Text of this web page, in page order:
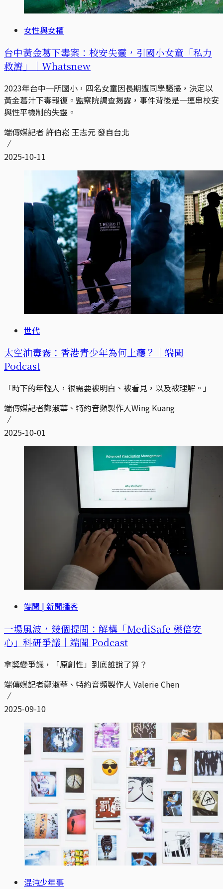
女性與女權
台中黃金葛下毒案：校安失靈，引國小女童「私力
救濟」｜Whatsnew
2023年台中一所國小，四名女童因長期遭同學騷擾，決定以
黃金葛汁下毒報復。監察院調查揭露，事件背後是一連串校安
與性平機制的失靈。
端傳媒記者 許伯崧 王志元 發自台北
2025-10-11
世代
太空油毒霧：香港青少年為何上癮？｜端聞
Podcast
「時下的年輕人，很需要被明白、被看見，以及被理解。」
端傳媒記者鄭淑華、特約音頻製作人Wing Kuang
2025-10-01
端聞 | 新聞播客
一場風波，幾個提問：解構「MediSafe 藥倍安
心」科研爭議｜端聞 Podcast
拿獎變爭議，「原創性」到底誰說了算？
端傳媒記者鄭淑華、特約音頻製作人 Valerie Chen
2025-09-10
混沌少年事